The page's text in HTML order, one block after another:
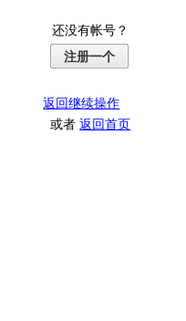
还没有帐号？
注册一个
返回继续操作
或者返回首页